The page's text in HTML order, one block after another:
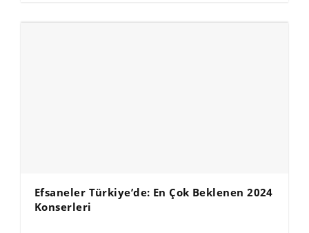
Efsaneler Türkiye’de: En Çok Beklenen 2024
Konserleri